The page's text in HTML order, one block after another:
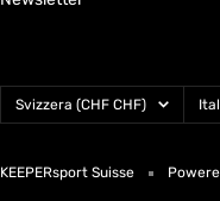
Paese/Area
geografica
Svizzera (CHF CHF)
KEEPERsport Suisse